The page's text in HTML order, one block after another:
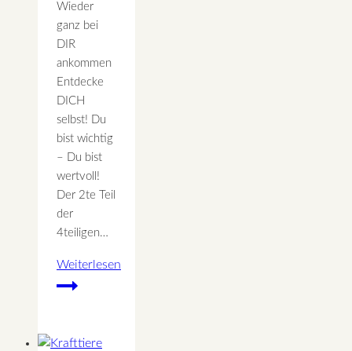
Wieder
ganz bei
DIR
ankommen
Entdecke
DICH
selbst! Du
bist wichtig
– Du bist
wertvoll!
Der 2te Teil
der
4teiligen…
Weiterlesen
Erlebnis
Ein